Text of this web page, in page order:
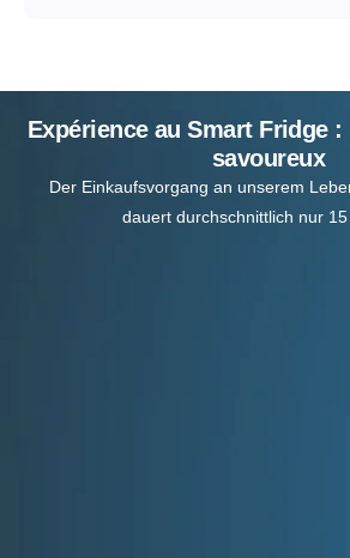
Expérience au Smart Fridge
savoureux
Der Einkaufsvorgang an unserem
dauert durchschnittlich nur